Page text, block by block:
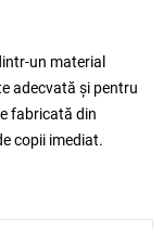
un material
adecvată şi pentru
fabricată din
copii imediat.